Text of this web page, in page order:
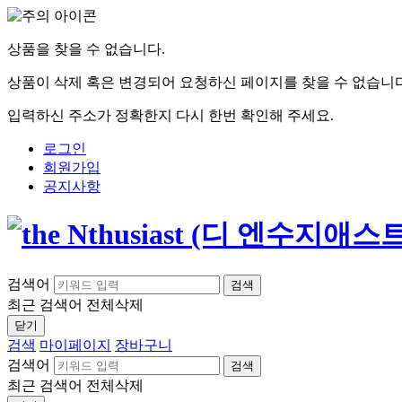
상품을 찾을 수 없습니다.
상품이 삭제 혹은 변경되어 요청하신 페이지를 찾을 수 없습니
입력하신 주소가 정확한지 다시 한번 확인해 주세요.
로그인
회원가입
공지사항
검색어 검색
최근 검색어 전체삭제
닫기
검색 마이페이지
장바구니
검색어
검색
최근 검색어 전체삭제